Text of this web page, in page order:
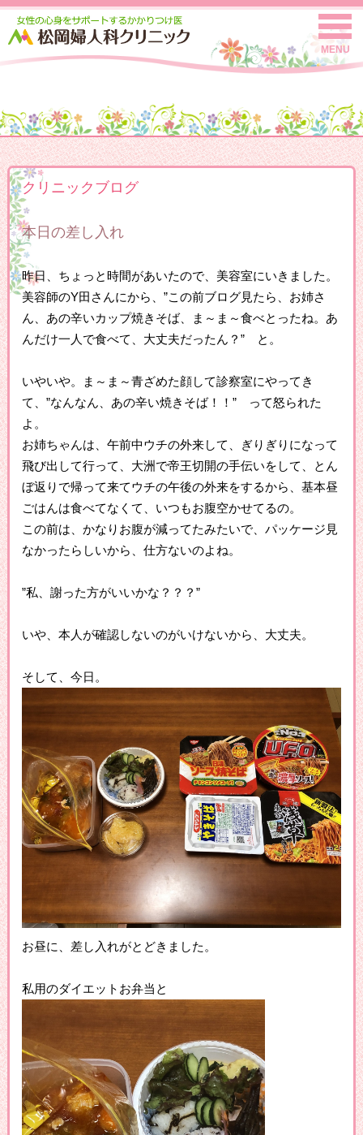
MENU
クリニックブログ
本日の差し入れ
昨日、ちょっと時間があいたので、美容室にいきました。
美容師のY田さんにから、”この前ブログ見たら、お姉さ
ん、あの辛いカップ焼きそば、ま～ま～食べとったね。あ
んだけ一人で食べて、大丈夫だったん？” と。
いやいや。ま～ま～青ざめた顔して診察室にやってき
て、”なんなん、あの辛い焼きそば！！” って怒られた
よ。
お姉ちゃんは、午前中ウチの外来して、ぎりぎりになって
飛び出して行って、大洲で帝王切開の手伝いをして、とん
ぼ返りで帰って来てウチの午後の外来をするから、基本昼
ごはんは食べてなくて、いつもお腹空かせてるの。
この前は、かなりお腹が減ってたみたいで、パッケージ見
なかったらしいから、仕方ないのよね。
”私、謝った方がいいかな？？？”
いや、本人が確認しないのがいけないから、大丈夫。
そして、今日。
お昼に、差し入れがとどきました。
私用のダイエットお弁当と